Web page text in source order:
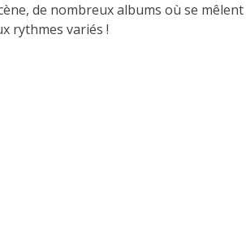
de nombreux albums où se
rythmes variés !